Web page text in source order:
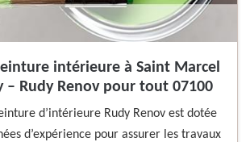
intérieure à Saint Marcel
– Rudy Renov pour tout 07100
d’intérieure Rudy Renov est dotée
d’expérience pour assurer les travaux